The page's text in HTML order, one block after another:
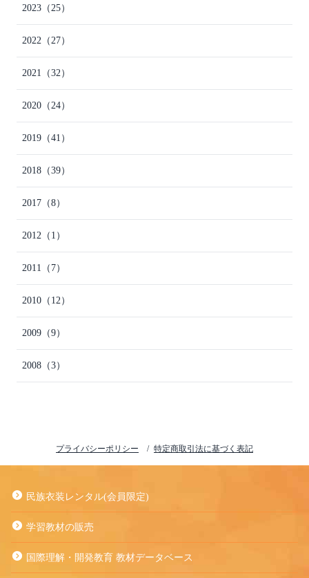
2023 （25）
2022 （27）
2021 （32）
2020 （24）
2019 （41）
2018 （39）
2017 （8）
2012 （1）
2011 （7）
2010 （12）
2009 （9）
2008 （3）
プライバシーポリシー 特定商取引法に基づく表記
民族衣装レンタル(会員限定)
学習教材の販売
国際理解・開発教育 教材データベース